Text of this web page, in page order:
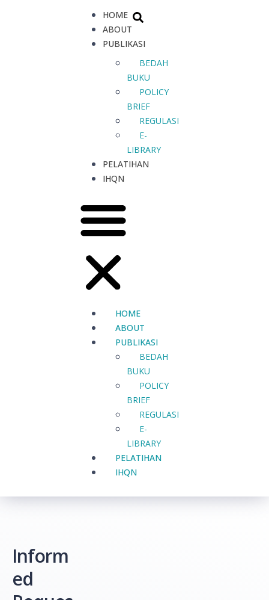
HOME
ABOUT
PUBLIKASI
BEDAH
BUKU
POLICY
BRIEF
REGULASI
E-
LIBRARY
PELATIHAN
IHQN
HOME
ABOUT
PUBLIKASI
BEDAH
BUKU
POLICY
BRIEF
REGULASI
E-
LIBRARY
PELATIHAN
IHQN
Inform
ed